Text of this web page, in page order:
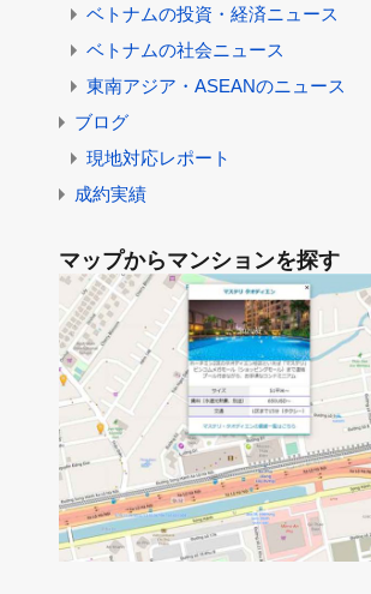
ベトナムの投資・経済ニュース
ベトナムの社会ニュース
東南アジア・ASEANのニュース
ブログ
現地対応レポート
成約実績
マップからマンションを探す